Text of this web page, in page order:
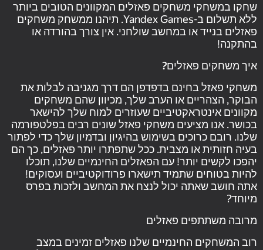
שחקו במשחקי משחקים פאזלים המקוונים הטובים ביותר
ללא תשלום ב-Yandex Games. תיהנו ממשחק משחקים
פאזלים בנייד או במחשב שולחני. אין צורך בהורדה או
בהתקנה!
איך משחקים פאזלים?
משחקי פאזל בחינם בדפדפן הם דרך מגניבה לבלות את
הבוקר, הצהריים או הערב שלך, מכיוון שהם משחקים
מקוונים אינטראקטיביים שעוזרים למוח שלך להישאר
בכושר. אנו מציעים משחקי פאזל שונים רבים בפלטפורמה
שלנו. רובם כרוכים בשימוש בהיגיון ובדמיון שלך כדי לפתור
בעיה חזותית או מצבית. ככל שתפתרו יותר פאזלים, כך הם
יהפכו לקשים יותר! עם הפאזלים החינמיים שלנו, תוכלו
להיות בטוחים שתמיד תישארו פרודוקטיביים ועסוקים!
אתה חושב שאתה יכול לנצח את המחשב ולזכות בפרס
מיוחד?
מרובה משתתפים פאזלים
רוב המשחקים החינמיים שלנו פאזלים זמינים במצב